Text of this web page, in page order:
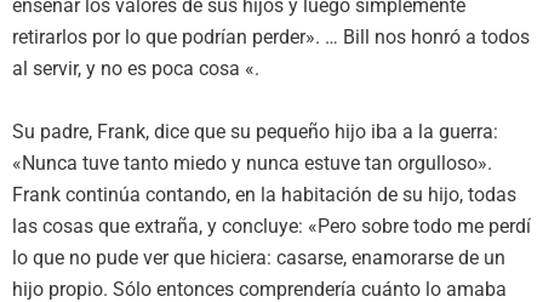
enseñar los valores de sus hijos y luego simplemente
retirarlos por lo que podrían perder». … Bill nos honró a todos
al servir, y no es poca cosa «.
Su padre, Frank, dice que su pequeño hijo iba a la guerra:
«Nunca tuve tanto miedo y nunca estuve tan orgulloso».
Frank continúa contando, en la habitación de su hijo, todas
las cosas que extraña, y concluye: «Pero sobre todo me perdí
lo que no pude ver que hiciera: casarse, enamorarse de un
hijo propio. Sólo entonces comprendería cuánto lo amaba